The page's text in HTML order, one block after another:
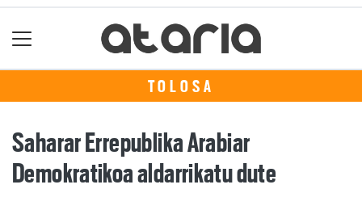
TOLOSA
Saharar Errepublika Arabiar
Demokratikoa aldarrikatu dute